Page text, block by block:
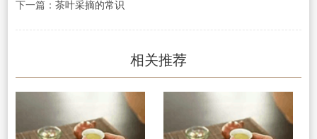
下一篇： 茶叶采摘的常识
相关推荐